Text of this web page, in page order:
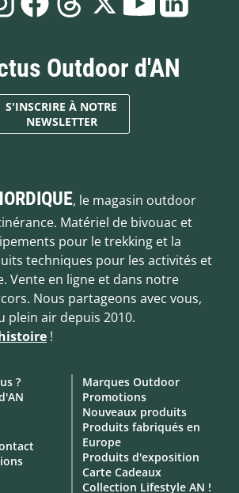
Outdoor d'AN
S'INSCRIRE À NOTRE
NEWSLETTER
, le magasin outdoor
Matériel de bivouac et
pour le trekking et la
techniques pour les activités et
Vente en ligne et dans notre
Nous partageons avec vous,
plein air depuis 2010.
!
?
Marques Outdoor
Promotions
Nouveaux produits
Produits fabriqués en
Europe
Produits d'exposition
Carte Cadeaux
Collection Lifestyle AN !